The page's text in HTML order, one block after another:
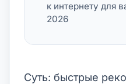
к интернету для
2026
Суть: быстрые